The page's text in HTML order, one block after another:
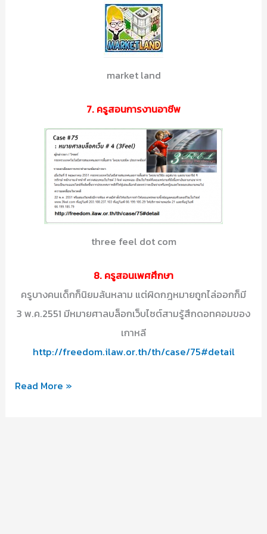
market land
7. ครูสอนการงานอาชีพ
three feel dot com
8. ครูสอนเพศศึกษา
ครูบางคนเด็กก็นิยมล้นหลาม แต่ผิดกฎหมายถูกไล่ออกก็มี
3 พ.ค.2551 มีหมายศาลบล็อกเว็บไซต์สามรู้สึกดอทคอมของ
เกาหลี
http://freedom.ilaw.or.th/th/case/75#detail
ครู
Read More »